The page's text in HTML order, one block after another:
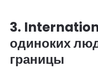
3.
одиноких
границы